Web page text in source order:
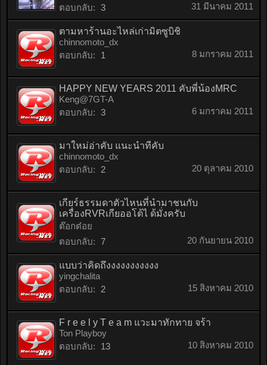
ตอบกลับ: 3 31 มีนาคม 2011
ตามหาร้านอะไหล่เก่ามิตซูบิชิ
chinnomoto_dx
ตอบกลับ:
1 8 มกราคม 2011
HAPPY NEW YEARS 2011 คับพี่น้องMRC
Keng@7GT-A
ตอบกลับ: 3 6 มกราคม 2011
มาใหม่อ่าคับ แนะนำทีคับ
chinnomoto_dx
ตอบกลับ:
2 20 ตุลาคม 2010
เกียร์ธรรมดาตัวไหนที่นำมาชนกับ
เครื่องRVRเกียออโต้ไ ด้มั่งครับ
ต๊อกต๋อย
ตอบกลับ: 7 20 กันยายน 2010
แบบว่าคิดถึงงงงงงงงงงง
yingchalita
ตอบกลับ:
2 15 สิงหาคม 2010
F r e e l y T e a m แวะมาทักทาย จร้า
Ton Playboy
ตอบกลับ:
13 10 สิงหาคม 2010